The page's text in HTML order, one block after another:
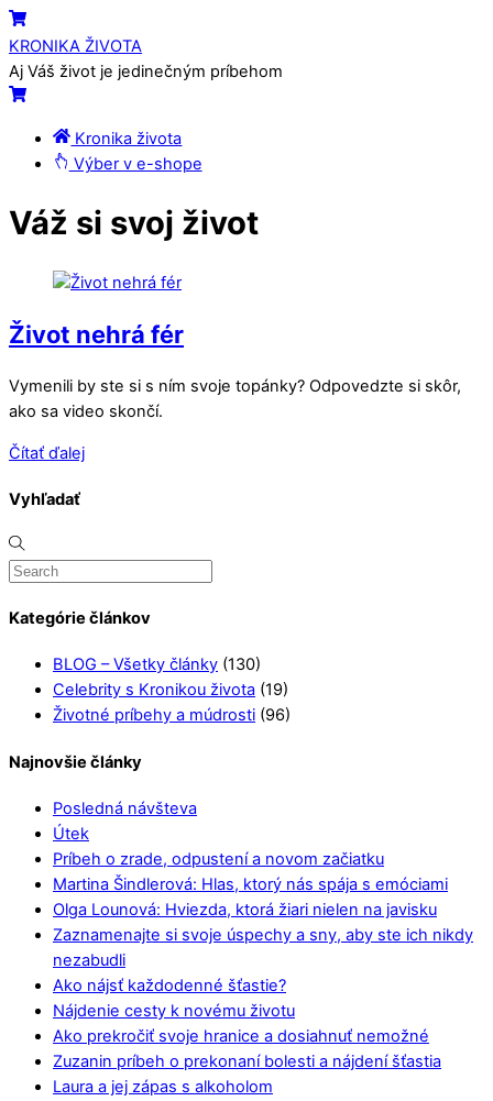
Skip
to
content
Menu
Cart
KRONIKA ŽIVOTA
Aj Váš život je jedinečným príbehom
Cart
Kronika života
Výber v e-shope
Menu
Cart
Váž si svoj život
Život nehrá fér
Vymenili by ste si s ním svoje topánky? Odpovedzte si skôr,
ako sa video skončí.
Čítať ďalej
Vyhľadať
Kategórie článkov
BLOG – Všetky články (130)
Celebrity s Kronikou života (19)
Životné príbehy a múdrosti (96)
Najnovšie články
Posledná návšteva
Útek
Príbeh o zrade, odpustení a novom začiatku
Martina Šindlerová: Hlas, ktorý nás spája s emóciami
Olga Lounová: Hviezda, ktorá žiari nielen na javisku
Zaznamenajte si svoje úspechy a sny, aby ste ich nikdy
nezabudli
Ako nájsť každodenné šťastie?
Nájdenie cesty k novému životu
Ako prekročiť svoje hranice a dosiahnuť nemožné
Zuzanin príbeh o prekonaní bolesti a nájdení šťastia
Laura a jej zápas s alkoholom